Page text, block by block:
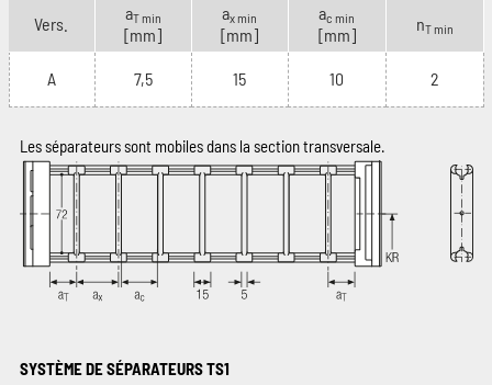
Vers.
aT min
[mm]
ax min
[mm]
ac min
[mm]
nT min
A 7,5 15 10 2
Les séparateurs sont mobiles dans la section transversale.
SYSTÈME DE SÉPARATEURS TS1